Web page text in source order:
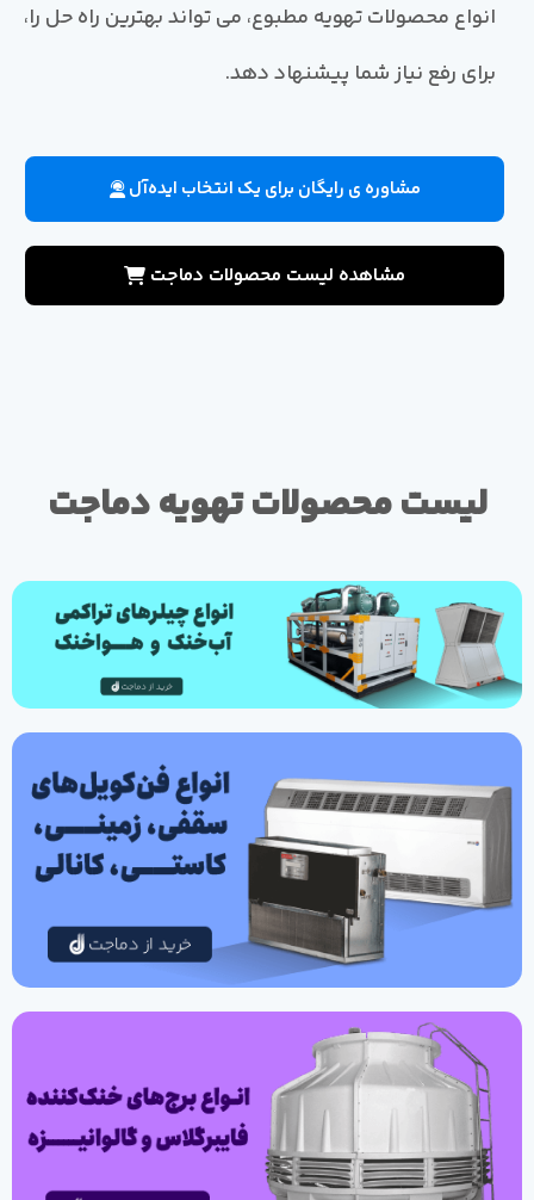
انواع محصولات تهویه مطبوع، می تواند بهترین راه حل را،
برای رفع نیاز شما پیشنهاد دهد.
مشاوره ی رایگان برای یک انتخاب ایده‌آل
مشاهده لیست محصولات دماجت
لیست محصولات تهویه دماجت